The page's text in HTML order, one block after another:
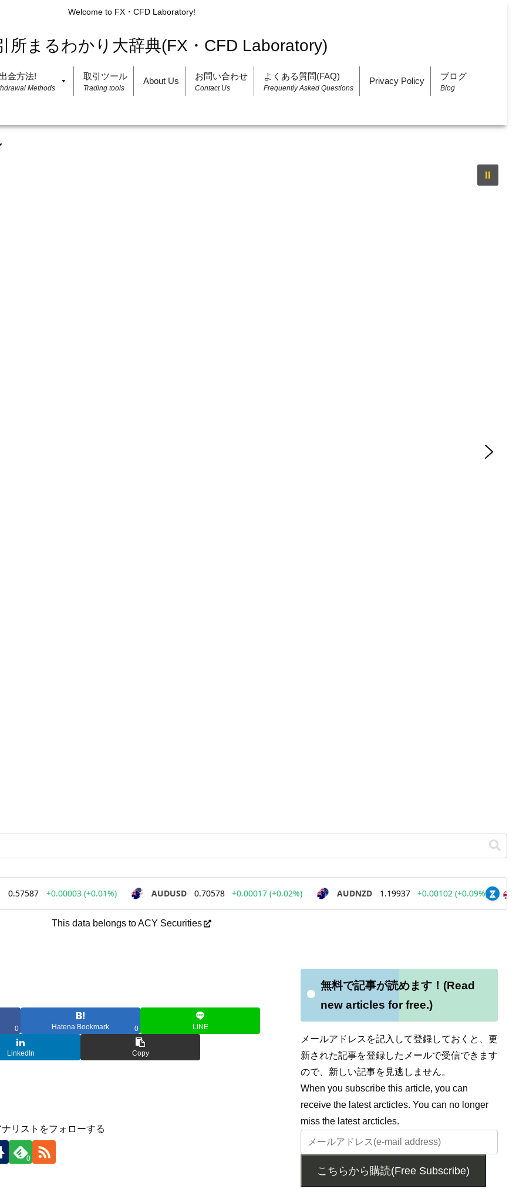
Welcome to FX・CFD Laboratory!
金方法!
Methods
取引ツール
Trading tools
About Us お問い合わせ
Contact Us
よくある質問(FAQ)
Frequently Asked Questions
Privacy Policy ブログ
Blog
This data belongs to ACY Securities
0 Hatena Bookmark 0 LINE
LinkedIn Copy
ナリストをフォローする
0
無料で記事が読めます！(Read
new articles for free.)
メールアドレスを記入して登録しておくと、更
新された記事を登録したメールで受信できます
ので、新しい記事を見逃しません。
When you subscribe this article, you can
receive the latest arcticles. You can no longer
miss the latest arcticles.
こちらから購読(Free Subscribe)